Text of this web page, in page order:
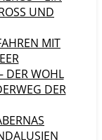
UND K
MIT
DER WOHL
DER